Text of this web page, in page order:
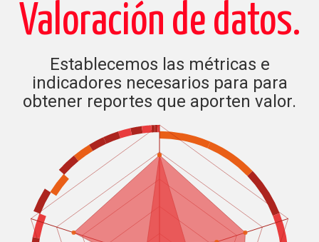
Valoración de datos.
Establecemos las métricas e
indicadores necesarios para para
obtener reportes que aporten valor.